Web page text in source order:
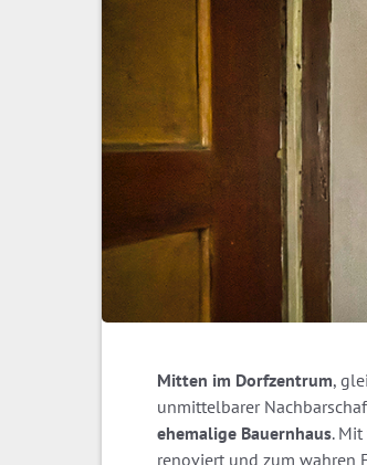
Mitten im Dorfzentrum,
unmittelbarer
ehemalige Bauernhaus.
renoviert und zum wahren